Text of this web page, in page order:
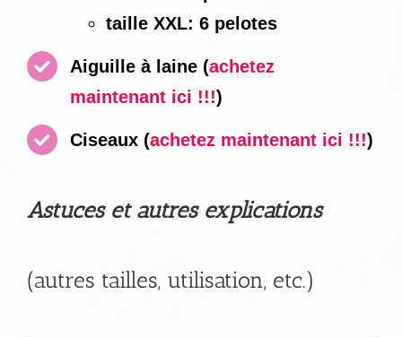
taille XXL: 6 pelotes
Aiguille à laine (achetez
maintenant ici !!!)
Ciseaux (achetez maintenant ici !!!)
Astuces et autres explications
(autres tailles, utilisation, etc.)